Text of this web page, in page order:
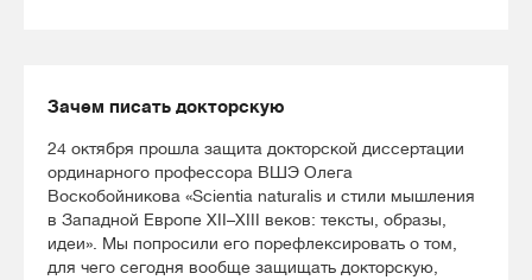
Зачем писать докторскую
24 октября прошла защита докторской диссертации
ординарного профессора ВШЭ Олега
Воскобойникова «Scientia naturalis и стили мышления
в Западной Европе XII–XIII веков: тексты, образы,
идеи». Мы попросили его порефлексировать о том,
для чего сегодня вообще защищать докторскую,